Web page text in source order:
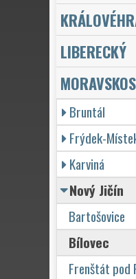
LIBERECKÝ
Bruntál
Frýdek-
Karviná
Nový Jičín
Bartošovice
Bílovec
Frenštát pod